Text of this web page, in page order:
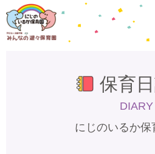
保育
DIARY
にじのいるか保